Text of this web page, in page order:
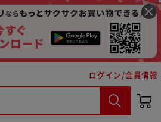
ログイン/会員情報